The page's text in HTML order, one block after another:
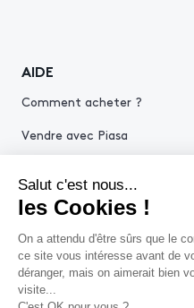
AIDE
Comment acheter ?
Vendre avec Piasa